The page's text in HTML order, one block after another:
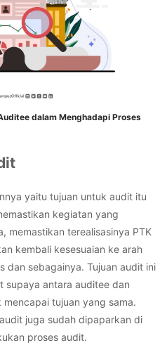
dalam Menghadapi Proses
yaitu tujuan untuk audit itu
kegiatan yang
memastikan terealisasinya PTK
kembali kesesuaian ke arah
dan sebagainya. Tujuan audit ini
supaya antara auditee dan
tujuan yang sama.
juga sudah dipaparkan di
proses audit.